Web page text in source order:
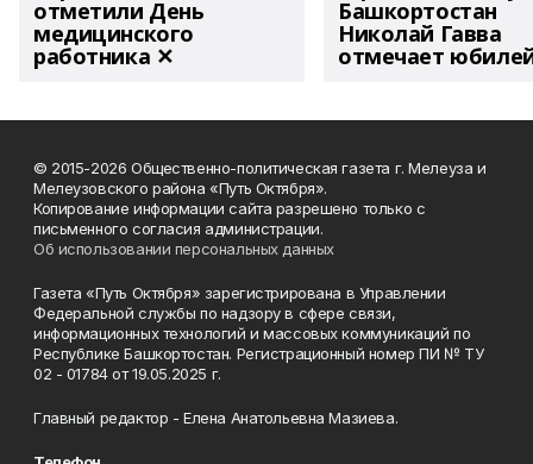
отметили День
медицинского
работника ✕
Башкортостан
Николай Гавва
отмечает
© 2015-2026 Общественно-политическая газета г. Мелеуза и
Мелеузовского района «Путь Октября».
Копирование информации сайта разрешено только с
письменного согласия администрации.
Об использовании персональных данных
Газета «Путь Октября» зарегистрирована в Управлении
Федеральной службы по надзору в сфере связи,
информационных технологий и массовых коммуникаций по
Республике Башкортостан. Регистрационный номер ПИ № ТУ
02 - 01784 от 19.05.2025 г.
Главный редактор - Елена Анатольевна Мазиева.